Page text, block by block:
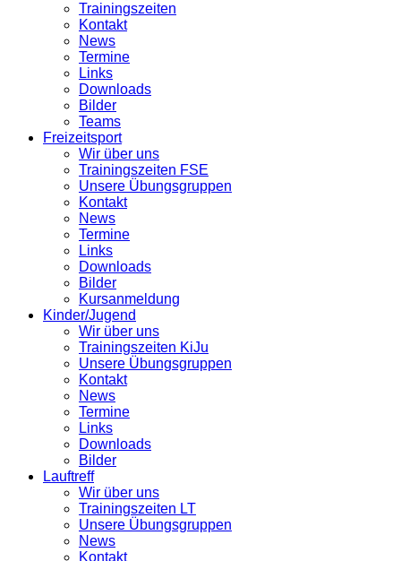
Trainingszeiten
Kontakt
News
Termine
Links
Downloads
Bilder
Teams
Freizeitsport
Wir über uns
Trainingszeiten FSE
Unsere Übungsgruppen
Kontakt
News
Termine
Links
Downloads
Bilder
Kursanmeldung
Kinder/Jugend
Wir über uns
Trainingszeiten KiJu
Unsere Übungsgruppen
Kontakt
News
Termine
Links
Downloads
Bilder
Lauftreff
Wir über uns
Trainingszeiten LT
Unsere Übungsgruppen
News
Kontakt